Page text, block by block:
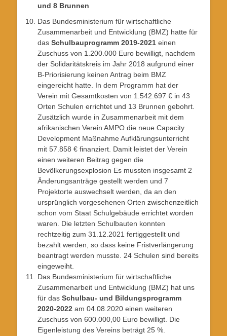
und 8 Brunnen
Das Bundesministerium für wirtschaftliche
Zusammenarbeit und Entwicklung (BMZ) hatte für
das Schulbauprogramm 2019-2021 einen
Zuschuss von 1.200.000 Euro bewilligt, nachdem
der Solidaritätskreis im Jahr 2018 aufgrund einer
B-Priorisierung keinen Antrag beim BMZ
eingereicht hatte. In dem Programm hat der
Verein mit Gesamtkosten von 1.542.697 € in 43
Orten Schulen errichtet und 13 Brunnen gebohrt.
Zusätzlich wurde in Zusammenarbeit mit dem
afrikanischen Verein AMPO die neue Capacity
Development Maßnahme Aufklärungsunterricht
mit 57.858 € finanziert. Damit leistet der Verein
einen weiteren Beitrag gegen die
Bevölkerungsexplosion Es mussten insgesamt 2
Änderungsanträge gestellt werden und 7
Projektorte auswechselt werden, da an den
ursprünglich vorgesehenen Orten zwischenzeitlich
schon vom Staat Schulgebäude errichtet worden
waren. Die letzten Schulbauten konnten
rechtzeitig zum 31.12.2021 fertiggestellt und
bezahlt werden, so dass keine Fristverlängerung
beantragt werden musste. 24 Schulen sind bereits
eingeweiht.
Das Bundesministerium für wirtschaftliche
Zusammenarbeit und Entwicklung (BMZ) hat uns
für das Schulbau- und Bildungsprogramm
2020-2022 am 04.08.2020 einen weiteren
Zuschuss von 600.000,00 Euro bewilligt. Die
Eigenleistung des Vereins beträgt 25 %.